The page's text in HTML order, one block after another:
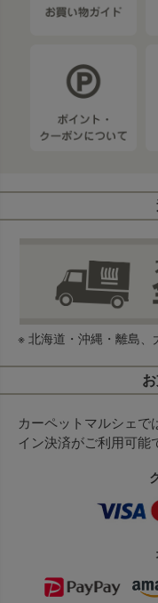
※ 北海道・沖縄・離島
カーペットマルシェで
イン決済がご利用可